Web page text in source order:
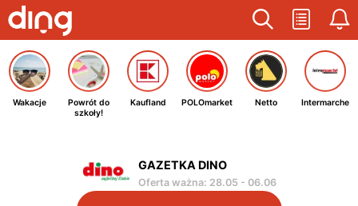
Wakacje
Powrót do
szkoły!
Kaufland POLOmarket Netto Intermarche
GAZETKA DINO
Oferta ważna: 28.05 - 06.06